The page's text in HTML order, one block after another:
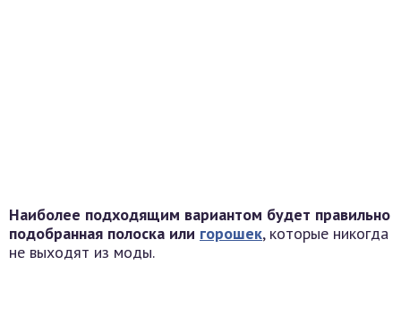
Наиболее подходящим вариантом будет правильно
подобранная полоска или горошек, которые никогда
не выходят из моды.